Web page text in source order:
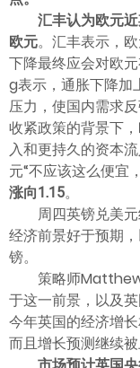
汇丰认为欧元
欧元。汇丰表示，
下降最终应会对欧
g表示，通胀下降加
压力，使国内需求
收紧政策的背景下
入和更持久的资本
元“不应该这么便宜，
涨向1.15。
周四英镑兑美
经济前景好于预期
镑。
策略师
于这一前景，以及
今年英国的经济增
而且增长预测继续